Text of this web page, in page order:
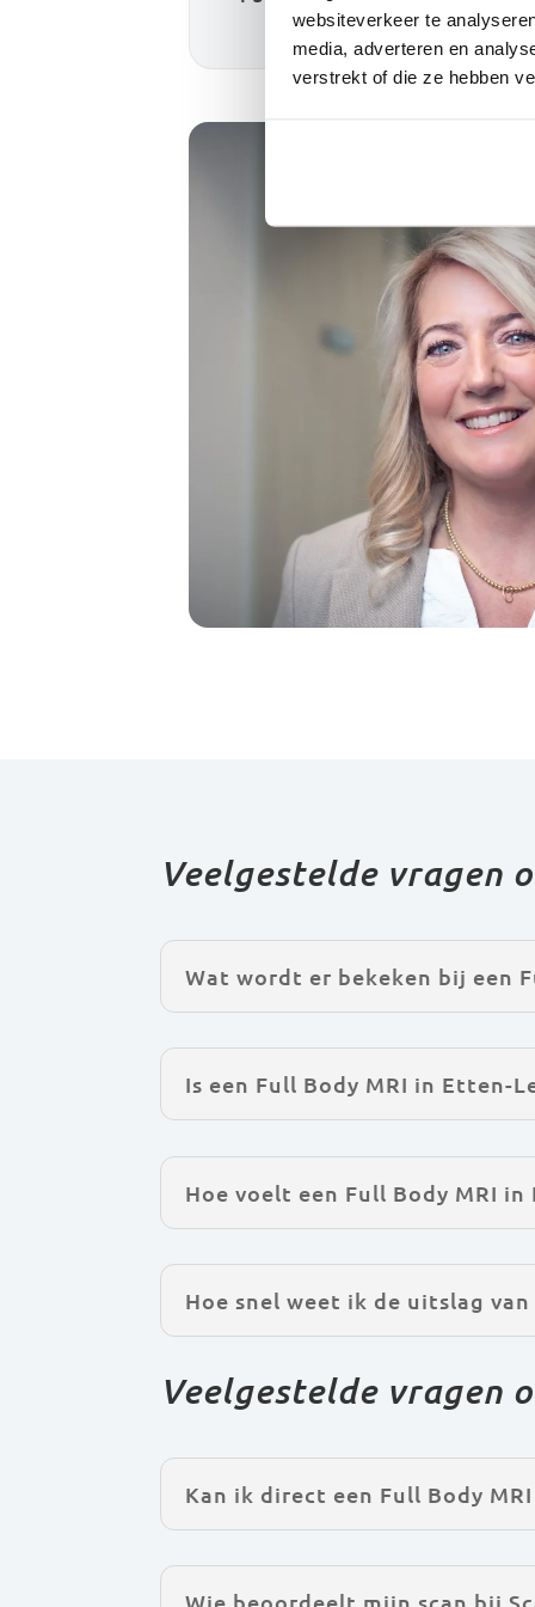
websiteverkeer te
media, adverteren en
verstrekt of die ze hebben
Veelgestelde vragen
Wat wordt er bekeken bij een
Is een Full Body MRI in Etten-
Hoe voelt een Full Body MRI in
Hoe snel weet ik de uitslag
Veelgestelde vragen
Kan ik direct een Full Body